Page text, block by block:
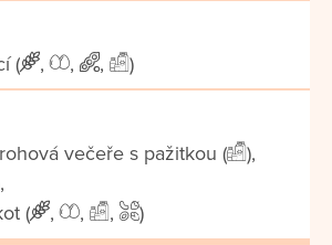
( , , , )
večeře s pažitkou (
),
(
, , , )